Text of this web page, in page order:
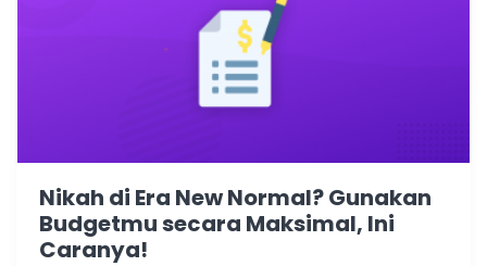
Nikah di Era New Normal? Gunakan
Budgetmu secara Maksimal, Ini
Caranya!